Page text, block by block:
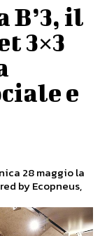
B’3, il
3×3
e
28 maggio la
by Ecopneus,